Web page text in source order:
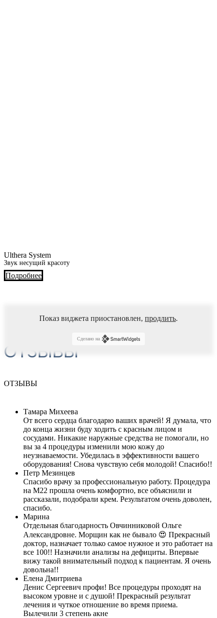
Ulthera System
Звук несущий красоту
Подробнее
ОТЗЫВЫ
Показ виджета приостановлен, продлить.
Сделано на
ОТЗЫВЫ
Тамара Михеева
От всего сердца благодарю ваших врачей! Я думала, что
до конца жизни буду ходить с красным лицом и
сосудами. Никакие наружные средства не помогали, но
вы за 4 процедуры изменили мою кожу до
неузнаваемости. Убедилась в эффективности вашего
оборудования! Снова чувствую себя молодой! Спасибо!!
Петр Мезинцев
Спасибо врачу за профессиональную работу. Процедура
на М22 прошла очень комфортно, все объяснили и
рассказали, подобрали крем. Результатом очень доволен,
спасибо.
Марина
Отдельная благодарность Овчинниковой Ольге
Александровне. Морщин как не бывало 😍 Прекрасный
доктор, назначает только самое нужное и это работает на
все 100!! Назначили анализы на дефициты. Впервые
вижу такой внимательный подход к пациентам. Я очень
довольна!!
Елена Дмитриева
Денис Сергеевич профи! Все процедуры проходят на
высоком уровне и с душой! Прекрасный результат
лечения и чуткое отношение во время приема.
Вылечили 3 степень акне